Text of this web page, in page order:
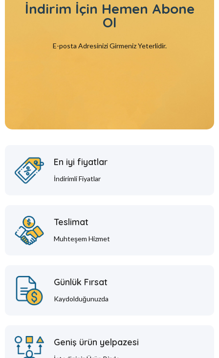
İndirim İçin Hemen Abone
Ol
E-posta Adresinizi Girmeniz Yeterlidir.
En iyi fiyatlar
İndirimli Fiyatlar
Teslimat
Muhteşem Hizmet
Günlük Fırsat
Kaydolduğunuzda
Geniş ürün yelpazesi